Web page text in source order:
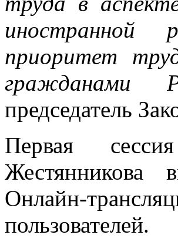
иностранной
приоритет
гражданами
председатель
Первая
Жестянникова
Онлайн-
пользователей.